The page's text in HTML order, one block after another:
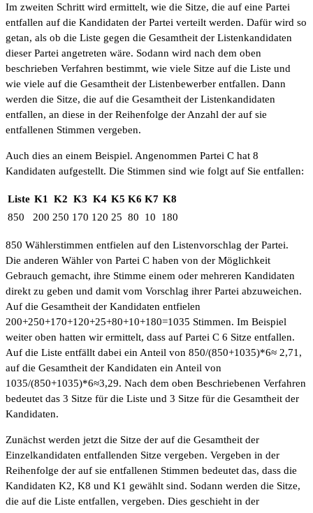
Im zweiten Schritt wird ermittelt, wie die Sitze, die auf eine Partei
entfallen auf die Kandidaten der Partei verteilt werden. Dafür wird so
getan, als ob die Liste gegen die Gesamtheit der Listenkandidaten
dieser Partei angetreten wäre. Sodann wird nach dem oben
beschrieben Verfahren bestimmt, wie viele Sitze auf die Liste und
wie viele auf die Gesamtheit der Listenbewerber entfallen. Dann
werden die Sitze, die auf die Gesamtheit der Listenkandidaten
entfallen, an diese in der Reihenfolge der Anzahl der auf sie
entfallenen Stimmen vergeben.
Auch dies an einem Beispiel. Angenommen Partei C hat 8
Kandidaten aufgestellt. Die Stimmen sind wie folgt auf Sie entfallen:
Liste K1 K2 K3 K4 K5 K6 K7 K8
850
200 250 170 120 25 80 10 180
850 Wählerstimmen entfielen auf den Listenvorschlag der Partei.
Die anderen Wähler von Partei C haben von der Möglichkeit
Gebrauch gemacht, ihre Stimme einem oder mehreren Kandidaten
direkt zu geben und damit vom Vorschlag ihrer Partei abzuweichen.
Auf die Gesamtheit der Kandidaten entfielen
200+250+170+120+25+80+10+180=1035 Stimmen. Im Beispiel
weiter oben hatten wir ermittelt, dass auf Partei C 6 Sitze entfallen.
Auf die Liste entfällt dabei ein Anteil von 850/(850+1035)*6≈ 2,71,
auf die Gesamtheit der Kandidaten ein Anteil von
1035/(850+1035)*6≈3,29. Nach dem oben Beschriebenen Verfahren
bedeutet das 3 Sitze für die Liste und 3 Sitze für die Gesamtheit der
Kandidaten.
Zunächst werden jetzt die Sitze der auf die Gesamtheit der
Einzelkandidaten entfallenden Sitze vergeben. Vergeben in der
Reihenfolge der auf sie entfallenen Stimmen bedeutet das, dass die
Kandidaten K2, K8 und K1 gewählt sind. Sodann werden die Sitze,
die auf die Liste entfallen, vergeben. Dies geschieht in der